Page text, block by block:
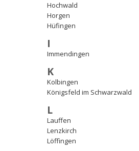
Hochwald
Horgen
Hüfingen
I
Immendingen
K
Kolbingen
Königsfeld im Schwarzwald
L
Lauffen
Lenzkirch
Löffingen